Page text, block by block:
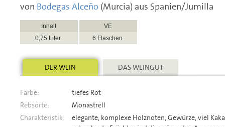
von Bodegas Alceño (Murcia) aus Spanien/Jumilla
Inhalt
VE
0,75 Liter
6 Flaschen
DER WEIN DAS WEINGUT
Farbe:
tiefes Rot
Rebsorte:
Monastrell
Charakteristik:
elegante, komplexe Holznoten, Gewürze, viel